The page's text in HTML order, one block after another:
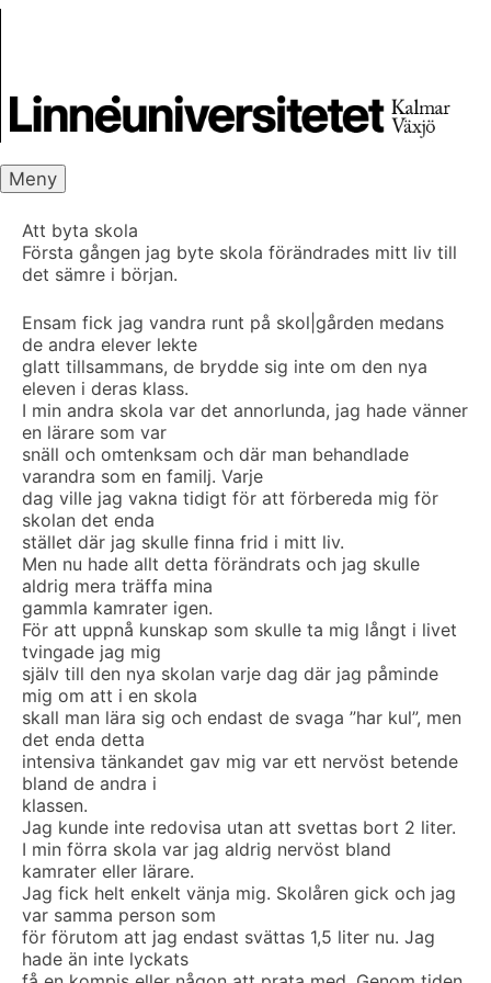
Meny
Att byta skola
Första gången jag byte skola förändrades mitt liv till
det sämre i början.
Ensam fick jag vandra runt på skol|gården medans
de andra elever lekte
glatt tillsammans, de brydde sig inte om den nya
eleven i deras klass.
I min andra skola var det annorlunda, jag hade vänner
en lärare som var
snäll och omtenksam och där man behandlade
varandra som en familj. Varje
dag ville jag vakna tidigt för att förbereda mig för
skolan det enda
stället där jag skulle finna frid i mitt liv.
Men nu hade allt detta förändrats och jag skulle
aldrig mera träffa mina
gammla kamrater igen.
För att uppnå kunskap som skulle ta mig långt i livet
tvingade jag mig
själv till den nya skolan varje dag där jag påminde
mig om att i en skola
skall man lära sig och endast de svaga ”har kul”, men
det enda detta
intensiva tänkandet gav mig var ett nervöst betende
bland de andra i
klassen.
Jag kunde inte redovisa utan att svettas bort 2 liter.
I min förra skola var jag aldrig nervöst bland
kamrater eller lärare.
Jag fick helt enkelt vänja mig. Skolåren gick och jag
var samma person som
för förutom att jag endast svättas 1,5 liter nu. Jag
hade än inte lyckats